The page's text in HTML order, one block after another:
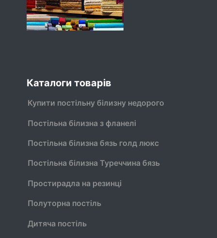
Каталоги товарів
Купити постільну білизну недорого
Постільна білизна з фланелі
Постільна білизна бязь голд люкс
Постільна білизна Туреччина бязь
Простирадла на резинці
Полуторна постіль
Дитяча постіль